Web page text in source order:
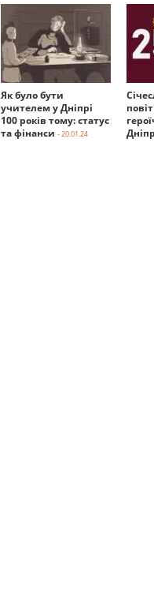
Як було бути
учителем у Дніпрі
100 років тому: статус
та фінанси - 20.01.24